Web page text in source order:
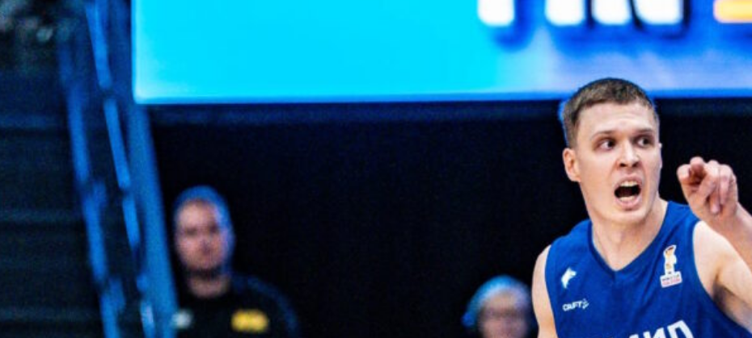
Wingsille
tappio
Valkyriesia
vastaan –
Kuier neljä
pistettä ja
kaksi
torjuntaa